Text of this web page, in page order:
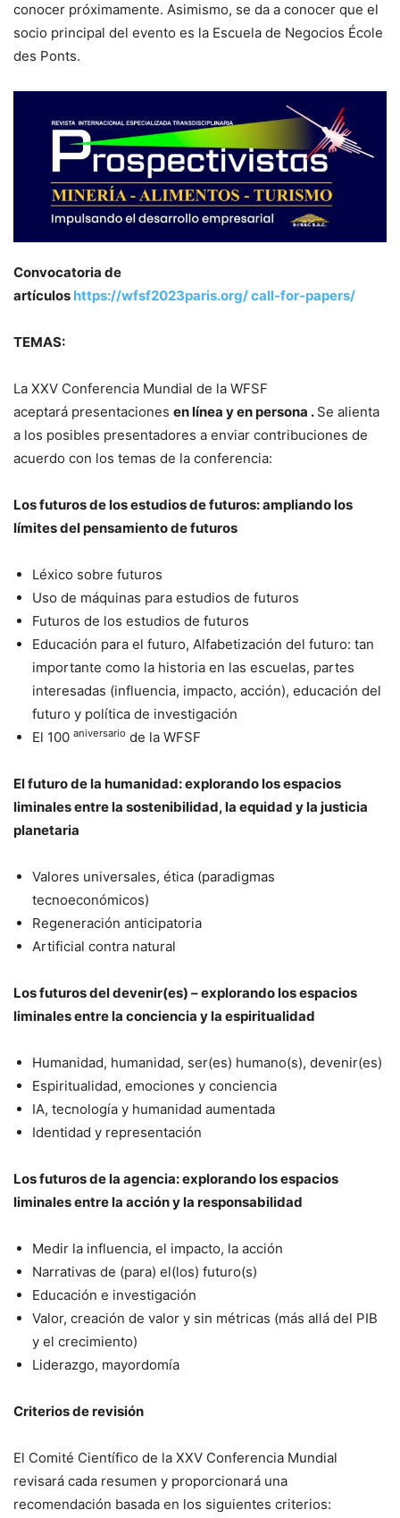
conocer próximamente. Asimismo, se da a conocer que el
socio principal del evento es la Escuela de Negocios École
des Ponts.
Convocatoria de
artículos https://wfsf2023paris.org/ call-for-papers/
TEMAS:
La XXV Conferencia Mundial de la WFSF
aceptará presentaciones en línea y en persona . Se alienta
a los posibles presentadores a enviar contribuciones de
acuerdo con los temas de la conferencia:
Los futuros de los estudios de futuros: ampliando los
límites del pensamiento de futuros
Léxico sobre futuros
Uso de máquinas para estudios de futuros
Futuros de los estudios de futuros
Educación para el futuro, Alfabetización del futuro: tan
importante como la historia en las escuelas, partes
interesadas (influencia, impacto, acción), educación del
futuro y política de investigación
El 100 aniversario de la WFSF
El futuro de la humanidad: explorando los espacios
liminales entre la sostenibilidad, la equidad y la justicia
planetaria
Valores universales, ética (paradigmas
tecnoeconómicos)
Regeneración anticipatoria
Artificial contra natural
Los futuros del devenir(es) – explorando los espacios
liminales entre la conciencia y la espiritualidad
Humanidad, humanidad, ser(es) humano(s), devenir(es)
Espiritualidad, emociones y conciencia
IA, tecnología y humanidad aumentada
Identidad y representación
Los futuros de la agencia: explorando los espacios
liminales entre la acción y la responsabilidad
Medir la influencia, el impacto, la acción
Narrativas de (para) el(los) futuro(s)
Educación e investigación
Valor, creación de valor y sin métricas (más allá del PIB
y el crecimiento)
Liderazgo, mayordomía
Criterios de revisión
El Comité Científico de la XXV Conferencia Mundial
revisará cada resumen y proporcionará una
recomendación basada en los siguientes criterios: